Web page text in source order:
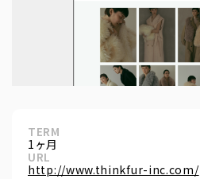
TERM
1ヶ月
URL
http://www.thinkfur-inc.com/